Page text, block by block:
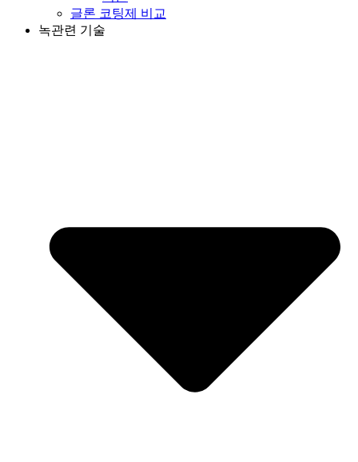
글론 코팅제 비교
녹관련 기술